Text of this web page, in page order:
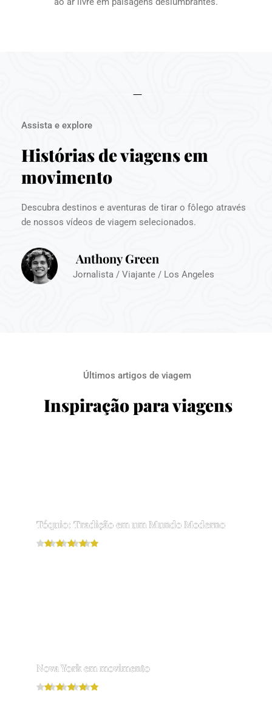
Assista e explore
Histórias de viagens em
movimento
Descubra destinos e aventuras de tirar o fôlego através
de nossos vídeos de viagem selecionados.
Anthony Green
Jornalista / Viajante / Los Angeles
Últimos artigos de viagem
Inspiração para viagens
Tóquio: Tradição em um Mundo Moderno
Nova York em movimento